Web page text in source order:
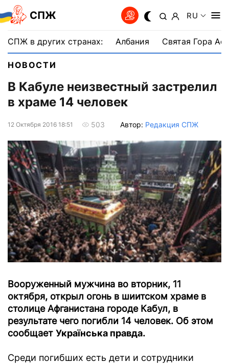
СПЖ RU
СПЖ в других странах: Албания Святая Гора
НОВОСТИ
В Кабуле неизвестный застрелил
в храме 14 человек
12 Октября 2016 18:51 503 Автор: Редакция СПЖ
Вооруженный мужчина во вторник, 11
октября, открыл огонь в шиитском храме в
столице Афганистана городе Кабул, в
результате чего погибли 14 человек. Об этом
сообщает Українська правда.
Среди погибших есть дети и сотрудники